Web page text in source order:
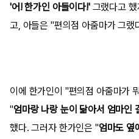
'어! 한가인 아들이다!' 그랬다고
고, 아들은 "편의점 아줌마가 그랬
이에 한가인이 "편의점 아줌마가
"엄마랑 나랑 눈이 닮아서 엄마인
했다. 그러자 한가인은 "엄마도 옆